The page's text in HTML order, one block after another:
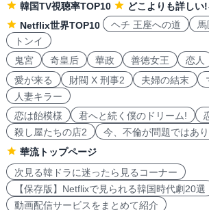
韓国TV視聴率TOP10
どこよりも詳しい
Netflix世界TOP10
ヘチ 王座への道 馬
トンイ
鬼宮
奇皇后 華政 善徳女王
恋人
愛が来る
財閥 X 刑事2 夫婦の結末
人妻キラー
恋は飴模様
君へと続く僕のドリーム!
殺し屋たちの店2
今、不倫が問題ではあ
華流トップページ
次見る韓ドラに迷ったら見るコーナー
【保存版】Netflixで見られる韓国時代劇20選
動画配信サービスをまとめて紹介